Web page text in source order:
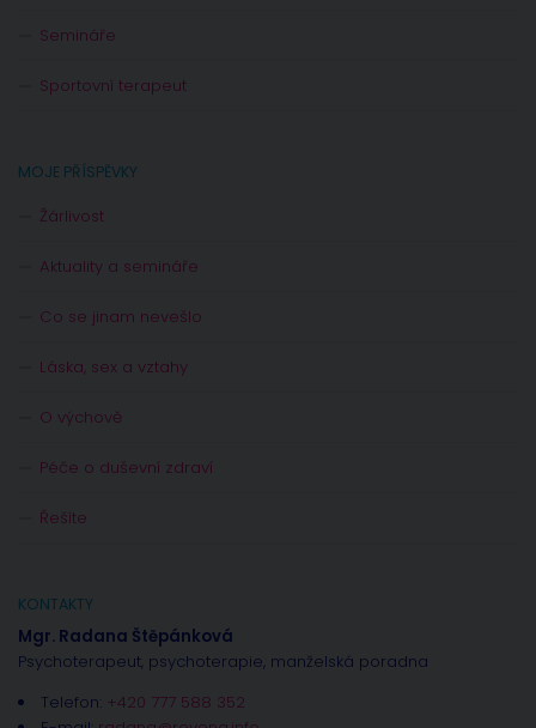
Semináře
Sportovní terapeut
MOJE PŘÍSPĚVKY
Žárlivost
Aktuality a semináře
Co se jinam nevešlo
Láska, sex a vztahy
O výchově
Péče o duševní zdraví
Řešíte
KONTAKTY
Mgr. Radana Štěpánková
Psychoterapeut, psychoterapie, manželská poradna
Telefon: +420 777 588 352